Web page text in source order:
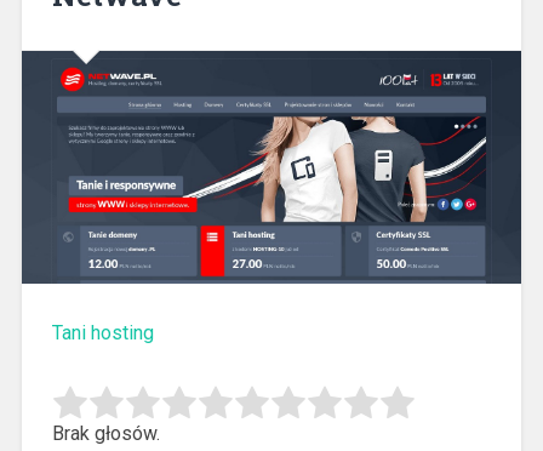
Tani hosting
Brak głosów.